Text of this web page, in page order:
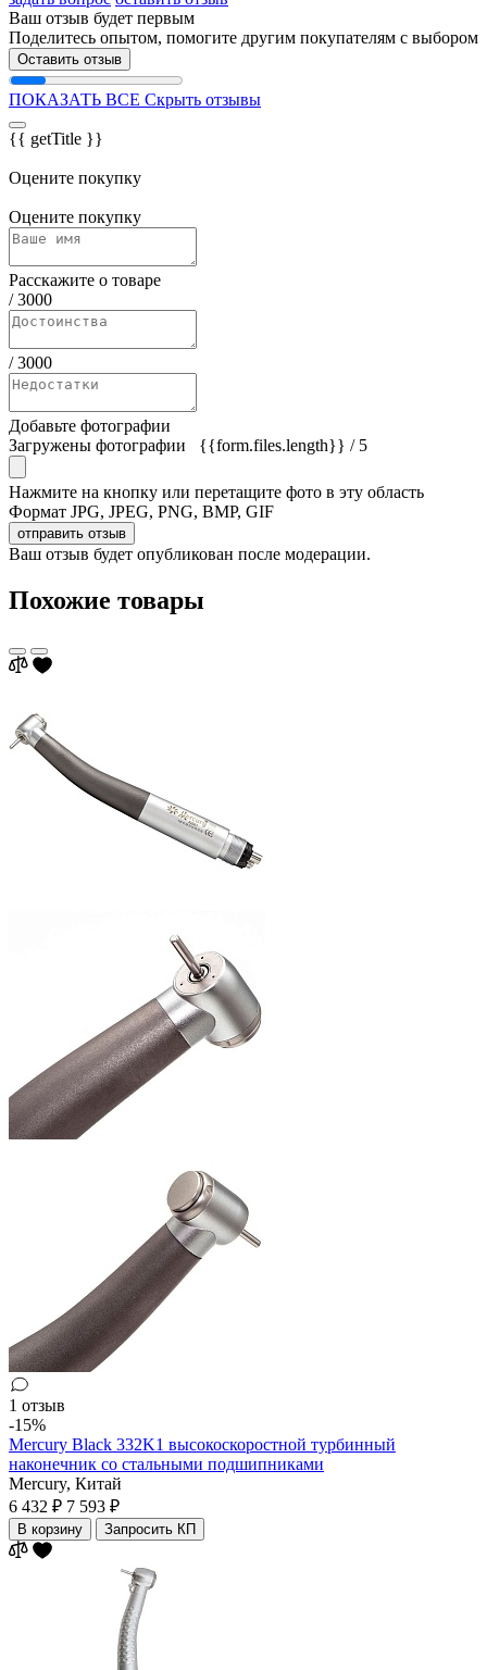
Ваш отзыв будет первым
Поделитесь опытом, помогите другим покупателям с выбором
Оставить отзыв
ПОКАЗАТЬ ВСЕ Скрыть отзывы
{{ getTitle }}
Оцените покупку
Оцените покупку
Расскажите о товаре
/3000
/3000
Добавьте фотографии
Загружены фотографии
{{form.files.length}} / 5
Нажмите на кнопку или перетащите фото в эту область
Формат JPG, JPEG, PNG, BMP, GIF
отправить отзыв
Ваш отзыв будет опубликован после модерации.
Похожие товары
1 отзыв
-15%
Mercury Black 332K1 высокоскоростной турбинный
наконечник cо стальными подшипниками
Mercury, Китай
6 432 ₽ 7 593 ₽
В корзину Запросить КП